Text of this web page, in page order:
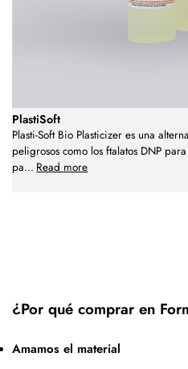
PlastiSoft
Plasti-Soft Bio Plasticizer es una
peligrosos como los ftalatos DNP
pa... Read more
¿Por qué comprar en
Amamos el material